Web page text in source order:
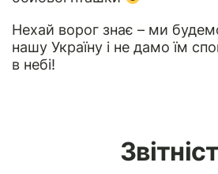
Нехай ворог знає – ми
нашу Україну і не дамо їм
в небі!